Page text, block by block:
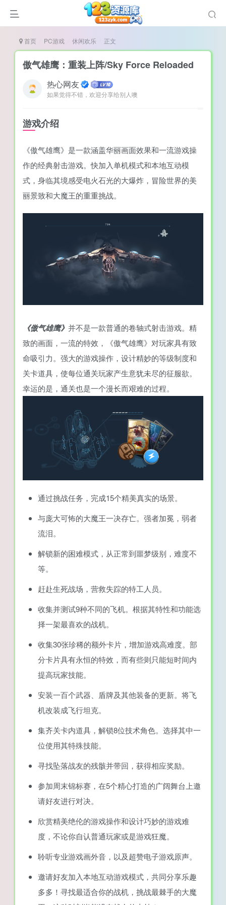
摸鱼游戏）
首页 PC游戏 休闲欢乐 正文
傲气雄鹰：重装上阵/Sky Force Reloaded
热心网友
如果觉得不错，欢迎分享给别人噢
游戏介绍
《傲气雄鹰》是一款涵盖华丽画面效果和一流游戏操
作的经典射击游戏。快加入单机模式和本地互动模
式，身临其境感受电火石光的大爆炸，冒险世界的美
丽景致和大魔王的重重挑战。
《傲气雄鹰》 并不是一款普通的卷轴式射击游戏。精
致的画面，一流的特效，《傲气雄鹰》对玩家具有致
命吸引力。强大的游戏操作，设计精妙的等级制度和
关卡道具，使每位通关玩家产生意犹未尽的征服欲。
幸运的是，通关也是一个漫长而艰难的过程。
通过挑战任务，完成15个精美真实的场景。
与庞大可怖的大魔王一决存亡。强者加冕，弱者
流泪。
解锁新的困难模式，从正常到噩梦级别，难度不
等。
赶赴生死战场，营救失踪的特工人员。
收集并测试9种不同的飞机。根据其特性和功能选
择一架最喜欢的战机。
收集30张珍稀的额外卡片，增加游戏高难度。部
分卡片具有永恒的特效，而有些则只能短时间内
提高玩家技能。
安装一百个武器、盾牌及其他装备的更新。将飞
机改装成飞行坦克。
集齐关卡内道具，解锁8位技术角色。选择其中一
位使用其特殊技能。
寻找坠落战友的残骸并带回，获得相应奖励。
参加周末锦标赛，在5个精心打造的广阔舞台上邀
请好友进行对决。
欣赏精美绝伦的游戏操作和设计巧妙的游戏难
度，不论你自认普通玩家或是游戏狂魔。
聆听专业游戏画外音，以及超赞电子游戏原声。
邀请好友加入本地互动游戏模式，共同分享乐趣
多多！寻找最适合你的战机，挑战最棘手的大魔